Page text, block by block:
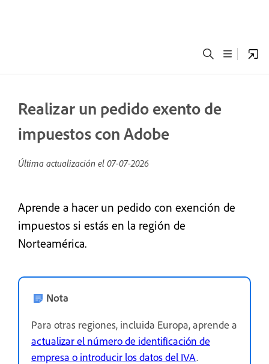
Realizar un pedido exento de
impuestos con Adobe
Última actualización el 07-07-2026
Aprende a hacer un pedido con exención de
impuestos si estás en la región de
Norteamérica.
Nota
Para otras regiones, incluida Europa, aprende a
actualizar el número de identificación de
empresa o introducir los datos del IVA.